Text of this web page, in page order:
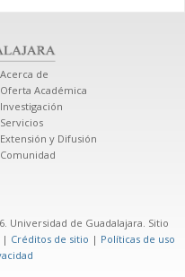
Acerca de
Oferta Académica
Investigación
Servicios
Extensión y Difusión
Comunidad
Universidad de Guadalajara. Sitio
| Créditos de sitio | Políticas de uso